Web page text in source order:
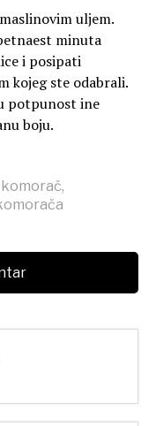
uljem.
minuta
i posipati
kojeg ste odabrali.
potpunost ine
boju.
komorač,